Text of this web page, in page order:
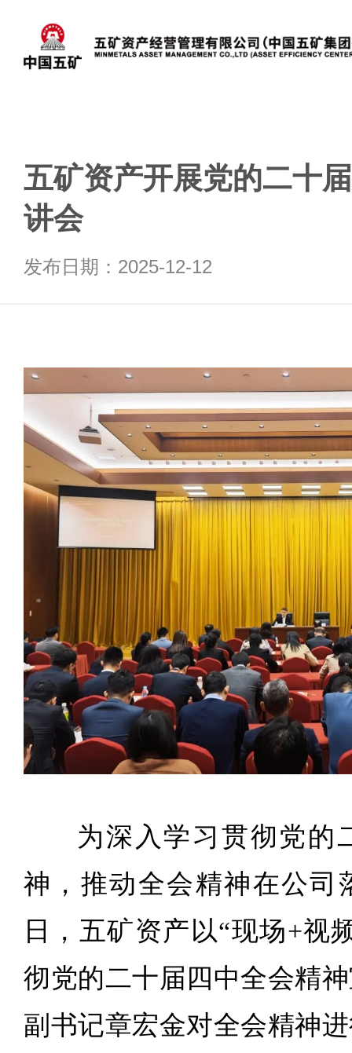
五矿资产开展党的二十
讲会
发布日期：2025-12-12
为深入学习贯彻党的
神，推动全会精神在公司
日，五矿资产以“现场+视
彻党的二十届四中全会精
副书记章宏金对全会精神